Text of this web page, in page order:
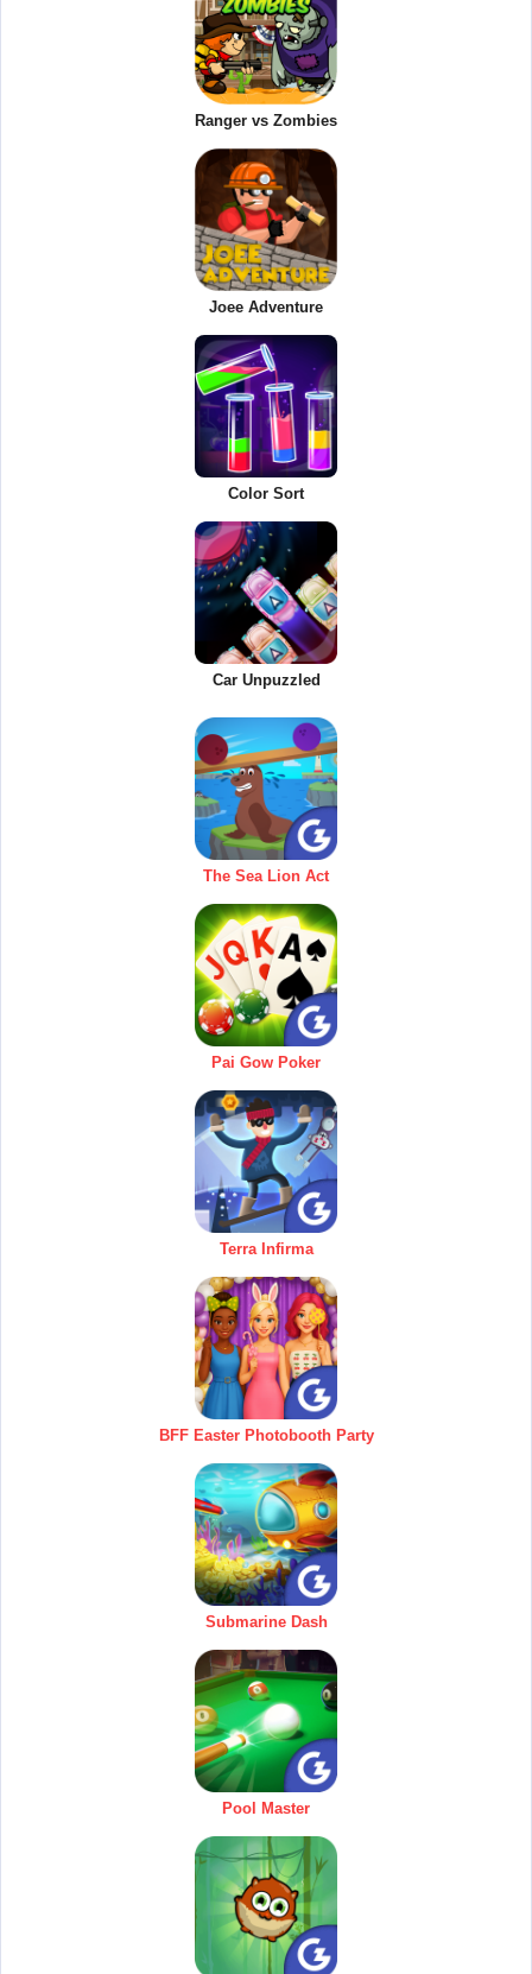
Ranger vs Zombies
Joee Adventure
Color Sort
Car Unpuzzled
The Sea Lion Act
Pai Gow Poker
Terra Infirma
BFF Easter Photobooth Party
Submarine Dash
Pool Master